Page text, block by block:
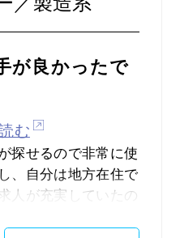
が良かったで
む
探せるので非常に使
、自分は地方在住で
人が充実していたの